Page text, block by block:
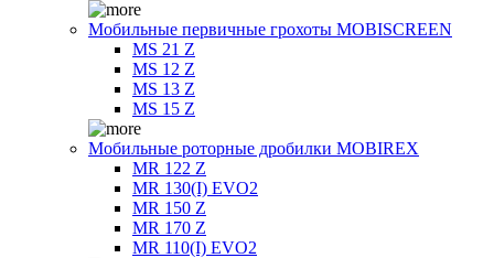
Мобильные первичные грохоты MOBISCREEN
MS 21 Z
MS 12 Z
MS 13 Z
MS 15 Z
Мобильные роторные дробилки MOBIREX
MR 122 Z
MR 130(I) EVO2
MR 150 Z
MR 170 Z
MR 110(I) EVO2